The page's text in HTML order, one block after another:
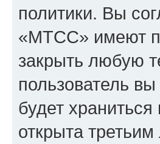
политики. Вы
«МТСС» имеют
закрыть любую
пользователь
будет
открыта